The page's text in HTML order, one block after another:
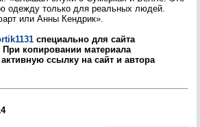
одежду только для реальных людей.
или Анны Кендрик».
специально для сайта
копировании материала
ссылку на сайт и автора